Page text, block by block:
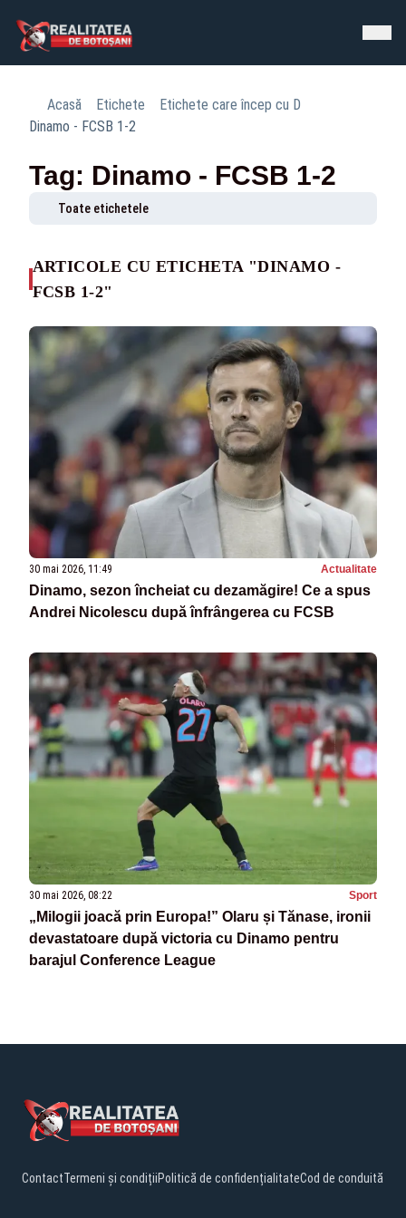
Acasă Etichete
Etichete care încep cu D
Dinamo - FCSB 1-2
Tag: Dinamo - FCSB 1-2
Toate etichetele
ARTICOLE CU ETICHETA "DINAMO -
FCSB 1-2"
30 mai 2026, 11:49 Actualitate
Dinamo, sezon încheiat cu dezamăgire! Ce a spus
Andrei Nicolescu după înfrângerea cu FCSB
30 mai 2026, 08:22 Sport
„Milogii joacă prin Europa!” Olaru și Tănase, ironii
devastatoare după victoria cu Dinamo pentru
barajul Conference League
ContactTermeni și condițiiPolitică de confidențialitateCod de conduită